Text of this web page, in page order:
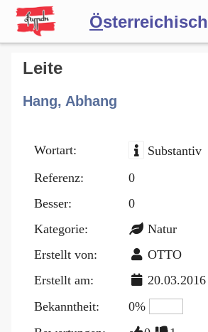
Österreichisch
Wörterbuch
Forum
Blog
Leite
Hang, Abhang
Wortart:
Substantiv
Referenz:
0
Besser:
0
Kategorie:
Natur
Erstellt von:
OTTO
Erstellt am:
20.03.2016
Bekanntheit:
0%